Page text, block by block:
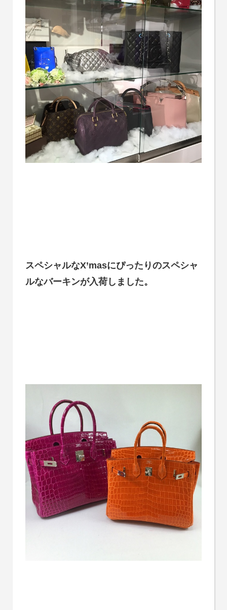
スペシャルなX’masにぴったりのスペシャ
ルなバーキンが入荷しました。